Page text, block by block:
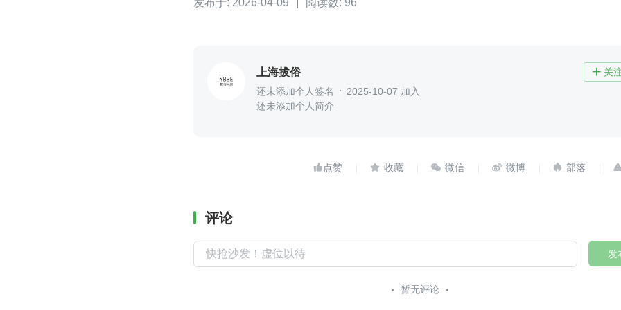
发布于: 2026-04-09 阅读数: 96
上海拔俗  关
还未添加个人签名
2025-10-07 加入
还未添加个人简介
    
评论
发
暂无评论